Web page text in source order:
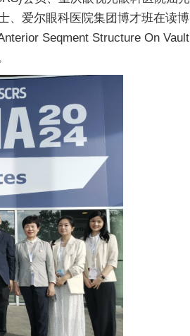
、爱尔眼科医院集团博才班在读博
Seqment Structure On Vault